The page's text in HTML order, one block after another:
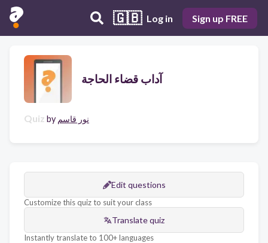
🇬🇧 Log in Sign up FREE
آداب قضاء الحاجة
Quiz by نور قاسم
Edit questions
Customize this quiz to suit your class
Translate quiz
Instantly translate to 100+ languages